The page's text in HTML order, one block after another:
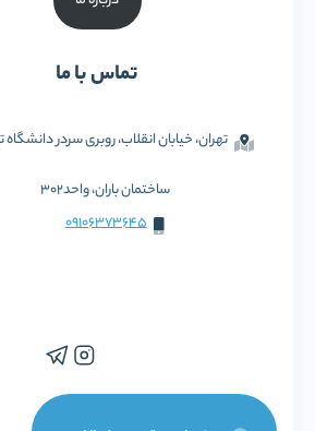
تماس با ما
تهران، خیابان انقلاب، روبری سردر دانشگاه
ساختمان باران، واحد302
09106373645